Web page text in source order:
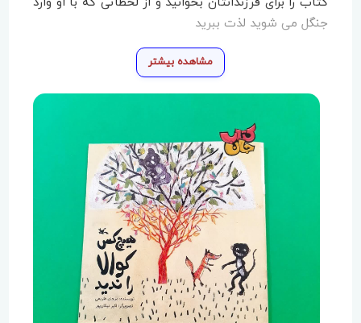
جنگل می شوید لذت ببرید
مشاهده بیشتر